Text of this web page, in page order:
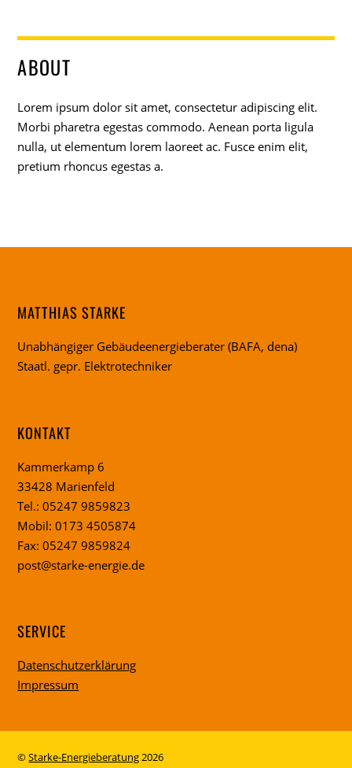
ABOUT
Lorem ipsum dolor sit amet, consectetur adipiscing elit.
Morbi pharetra egestas commodo. Aenean porta ligula
nulla, ut elementum lorem laoreet ac. Fusce enim elit,
pretium rhoncus egestas a.
MATTHIAS STARKE
Unabhängiger Gebäudeenergieberater (BAFA, dena)
Staatl. gepr. Elektrotechniker
KONTAKT
Kammerkamp 6
33428 Marienfeld
Tel.: 05247 9859823
Mobil: 0173 4505874
Fax: 05247 9859824
post@starke-energie.de
SERVICE
Datenschutzerklärung
Impressum
©Starke-Energieberatung2026